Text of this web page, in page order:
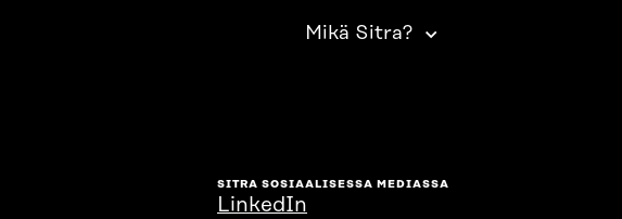
Mikä Sitra?
SITRA SOSIAALISESSA MEDIASSA
LinkedIn